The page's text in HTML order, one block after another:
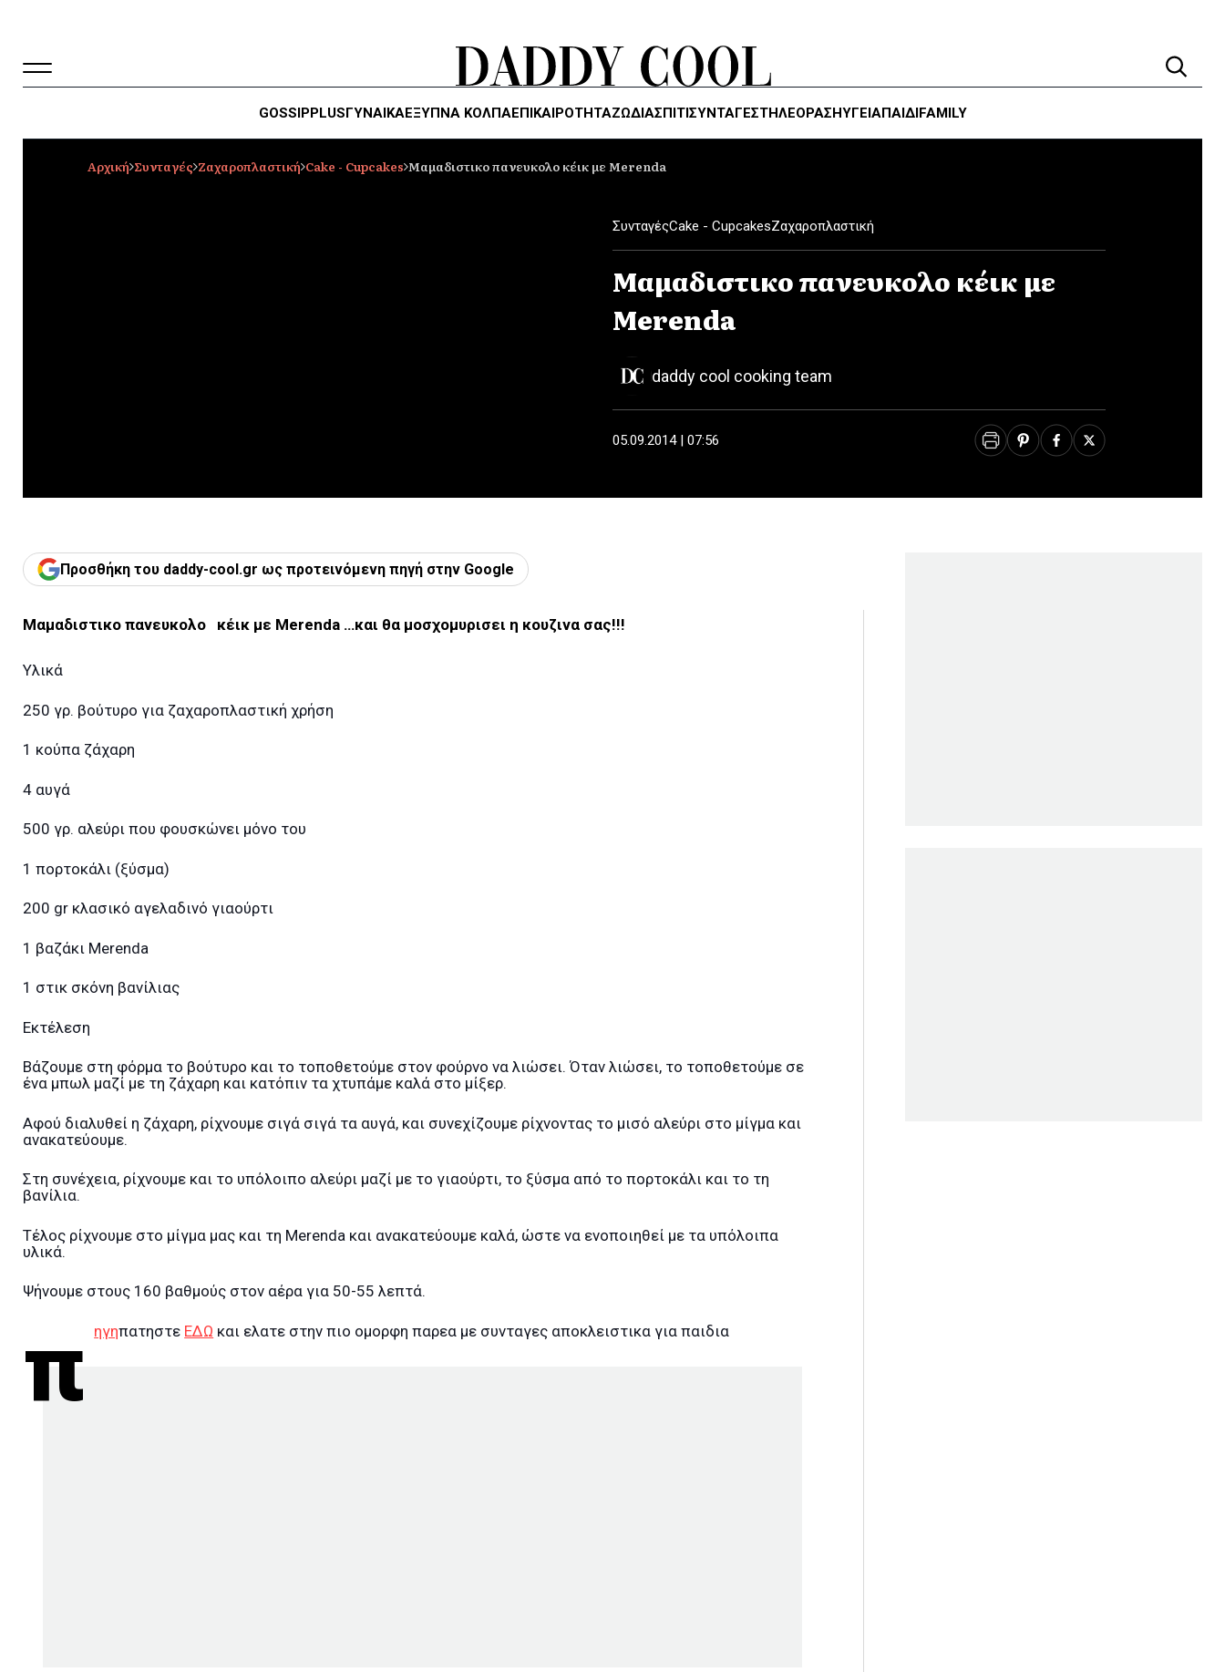
GOSSIPPLUSΓΥΝΑΙΚΑΈΞΥΠΝΑ ΚΌΛΠΑΕΠΙΚΑΙΡΟΤΗΤΑΖΏΔΙΑΣΠΙΤΙΣΥΝΤΑΓΕΣΤΗΛΕΌΡΑΣΗΥΓΕΊΑΠΑΙΔΙFAMILY
Αρχική Συνταγές Ζαχαροπλαστική Cake - Cupcakes Μαμαδιστικο πανευκολο κέικ με Merenda
ΣυνταγέςCake - CupcakesΖαχαροπλαστική
Μαμαδιστικο πανευκολο κέικ με
Merenda
daddy cool cooking team
05.09.2014 | 07:56
Προσθήκη του daddy-cool.gr ως προτεινόμενη πηγή στην Google
Μαμαδιστικο πανευκολο κέικ με Merenda …και θα μοσχομυρισει η κουζινα σας!!!
Υλικά
250 γρ. βούτυρο για ζαχαροπλαστική χρήση
1 κούπα ζάχαρη
4 αυγά
500 γρ. αλεύρι που φουσκώνει μόνο του
1 πορτοκάλι (ξύσμα)
200 gr κλασικό αγελαδινό γιαούρτι
1 βαζάκι Merenda
1 στικ σκόνη βανίλιας
Εκτέλεση
Βάζουμε στη φόρμα το βούτυρο και το τοποθετούμε στον φούρνο να λιώσει. Όταν λιώσει, το τοποθετούμε σε
ένα μπωλ μαζί με τη ζάχαρη και κατόπιν τα χτυπάμε καλά στο μίξερ.
Αφού διαλυθεί η ζάχαρη, ρίχνουμε σιγά σιγά τα αυγά, και συνεχίζουμε ρίχνοντας το μισό αλεύρι στο μίγμα και
ανακατεύουμε.
Στη συνέχεια, ρίχνουμε και το υπόλοιπο αλεύρι μαζί με το γιαούρτι, το ξύσμα από το πορτοκάλι και το τη
βανίλια.
Τέλος ρίχνουμε στο μίγμα μας και τη Merenda και ανακατεύουμε καλά, ώστε να ενοποιηθεί με τα υπόλοιπα
υλικά.
Ψήνουμε στους 160 βαθμούς στον αέρα για 50-55 λεπτά.
π ηγηπατηστε ΕΔΩ και ελατε στην πιο ομορφη παρεα με συνταγες αποκλειστικα για παιδια